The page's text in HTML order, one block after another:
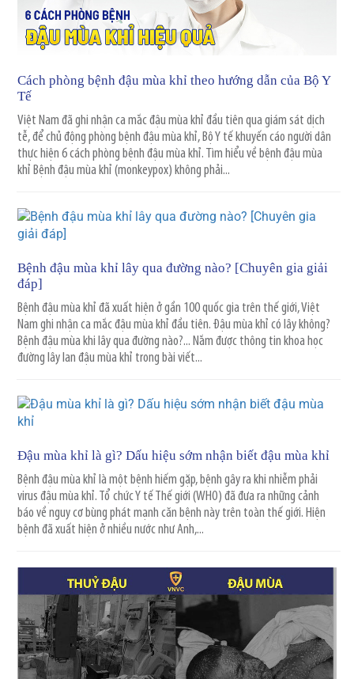
Cách phòng bệnh đậu mùa khỉ theo hướng dẫn của Bộ Y
Tế
Việt Nam đã ghi nhận ca mắc đậu mùa khỉ đầu tiên qua giám sát dịch
tễ, để chủ động phòng bệnh đậu mùa khỉ, Bộ Y tế khuyến cáo người dân
thực hiện 6 cách phòng bệnh đậu mùa khỉ. Tìm hiểu về bệnh đậu mùa
khỉ Bệnh đậu mùa khỉ (monkeypox) không phải...
Bệnh đậu mùa khỉ lây qua đường nào? [Chuyên gia giải
đáp]
Bệnh đậu mùa khỉ đã xuất hiện ở gần 100 quốc gia trên thế giới, Việt
Nam ghi nhận ca mắc đậu mùa khỉ đầu tiên. Đậu mùa khỉ có lây không?
Bệnh đậu mùa khi lây qua đường nào?... Nắm được thông tin khoa học
đường lây lan đậu mùa khỉ trong bài viết...
Đậu mùa khỉ là gì? Dấu hiệu sớm nhận biết đậu mùa khỉ
Bệnh đậu mùa khỉ là một bệnh hiếm gặp, bệnh gây ra khi nhiễm phải
virus đậu mùa khỉ. Tổ chức Y tế Thế giới (WHO) đã đưa ra những cảnh
báo về nguy cơ bùng phát mạnh căn bệnh này trên toàn thế giới. Hiện
bệnh đã xuất hiện ở nhiều nước như Anh,...